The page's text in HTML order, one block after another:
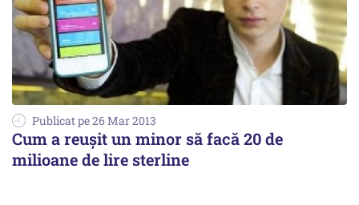
Publicat pe 26 Mar 2013
Cum a reușit un minor să facă 20 de
milioane de lire sterline